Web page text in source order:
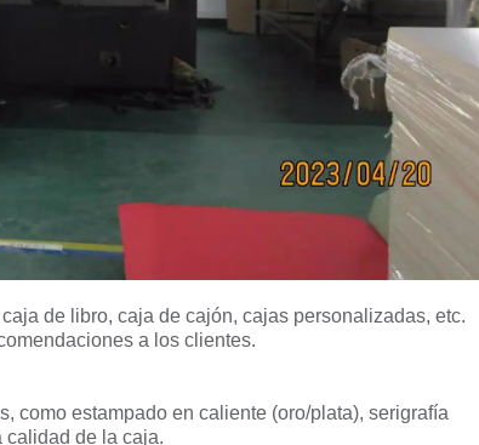
de libro, caja de cajón, cajas personalizadas, etc.
a los clientes.
como estampado en caliente (oro/plata), serigrafía
calidad de la caja.